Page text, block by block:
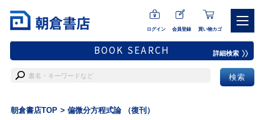
ログイン 会員登録 買い物カゴ
BOOK SEARCH 詳細検索
朝倉書店TOP 偏微分方程式論 （復刊）